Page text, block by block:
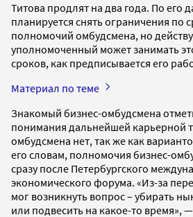
Титова продлят на два года. По его
планируется снять ограничения по
полномочий омбудсмена, но
уполномоченный может занимать
сроков, как предписывается его
Материал по теме
Знакомый бизнес-омбудсмена
понимания дальнейшей карьерной
омбудсмена нет, так же как
его словам, полномочия бизнес-
сразу после Петербургского
экономического форума. «Из-за
мог возникнуть вопрос – убирать
или подвесить на какое-то время»,